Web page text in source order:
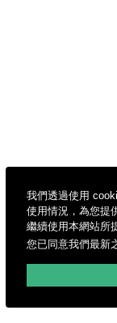
我們透過使用
使用情況，為您提
繼續使用本網站所
您已同意我們最新